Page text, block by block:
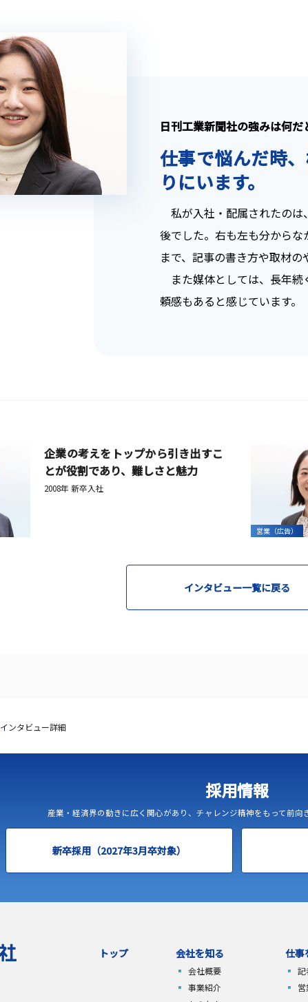
日刊工業新聞社の強みは何だ
仕事で悩んだ時
りにいます。
私が入社・配属されたのは
後でした。右も左も分から
まで、記事の書き方や取材の
また媒体としては、長年続
頼感もあると感じています。
企業の考えをトップから引き出すこ
とが役割であり、難しさと魅力
2008年 新卒入社
営業（広告）
インタビュー一覧に戻る
インタビュー詳細
採用情報
産業・経済界の動きに広く関心があり、チャレンジ精神をもって前向
新卒採用（2027年3月卒対象）
トップ 会社を知る
会社概要
事業紹介
仕事
記